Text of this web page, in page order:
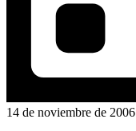
14 de noviembre de 2006